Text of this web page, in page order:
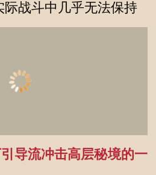
际战斗中几乎无法保持
导流冲击高层秘境的一